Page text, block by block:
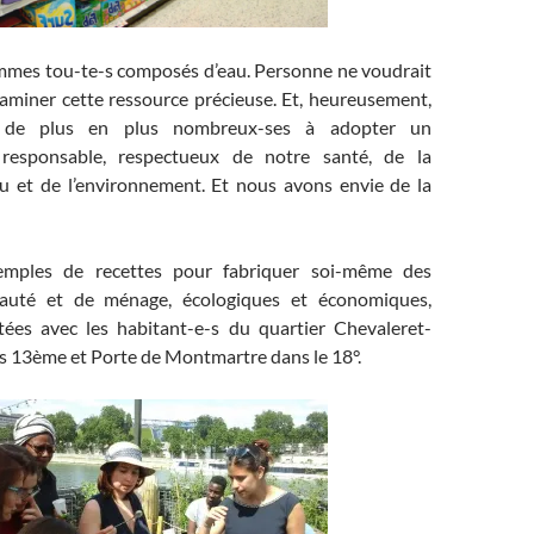
tou-te-s composés d’eau. Personne ne voudrait
cette ressource précieuse. Et, heureusement,
de plus en plus nombreux-ses à adopter un
respectueux de notre santé, de la
et de l’environnement. Et nous avons envie de la
de recettes pour fabriquer soi-même des
et de ménage, écologiques et économiques,
avec les habitant-e-s du quartier Chevaleret-
13ème et Porte de Montmartre dans le 18°.